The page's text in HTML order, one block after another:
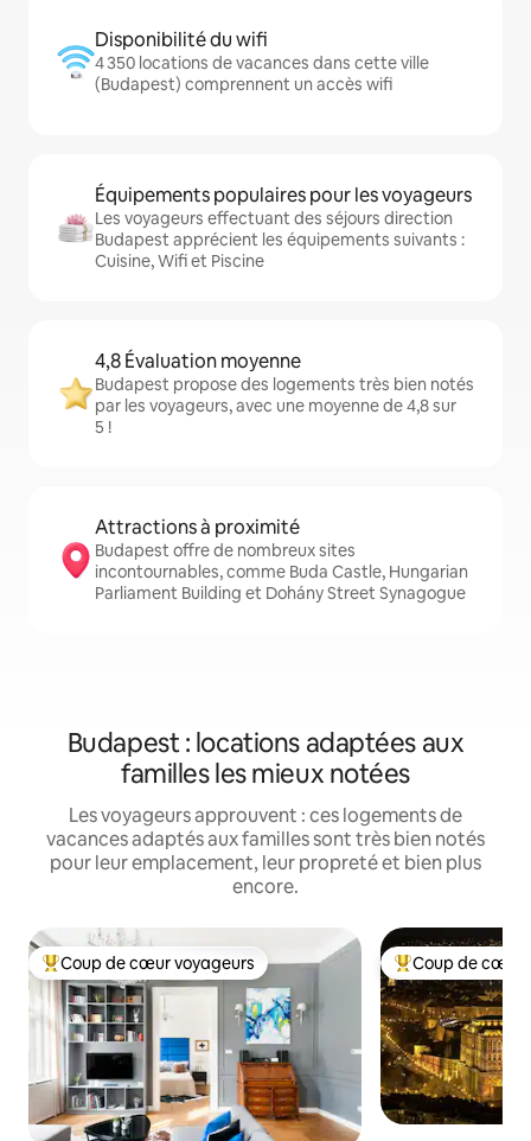
Disponibilité du wifi
4 350 locations de vacances dans cette ville
(Budapest) comprennent un accès wifi
Équipements populaires pour les voyageurs
Les voyageurs effectuant des séjours direction
Budapest apprécient les équipements suivants :
Cuisine, Wifi et Piscine
4,8 Évaluation moyenne
Budapest propose des logements très bien notés
par les voyageurs, avec une moyenne de 4,8 sur
5 !
Attractions à proximité
Budapest offre de nombreux sites
incontournables, comme Buda Castle, Hungarian
Parliament Building et Dohány Street Synagogue
Budapest : locations adaptées aux
familles les mieux notées
Les voyageurs approuvent : ces logements de
vacances adaptés aux familles sont très bien notés
pour leur emplacement, leur propreté et bien plus
encore.
Coups de cœur voyageurs les plus appréciés
Coup de cœur voyageurs Coups de cœur
Coup de cœur